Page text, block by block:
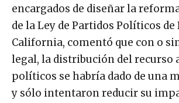
encargados de diseñar la
de la Ley de Partidos Políticos de
California, comentó que con o
legal, la distribución del recurso
políticos se habría dado de una
y sólo intentaron reducir su